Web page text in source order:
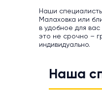
Наши
Малаховка или
в удобное для
это не срочно –
индивидуально.
Наша